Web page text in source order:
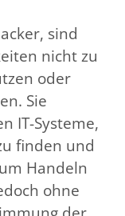
sind
nicht zu
oder
Sie
IT-Systeme,
finden und
Handeln
ohne